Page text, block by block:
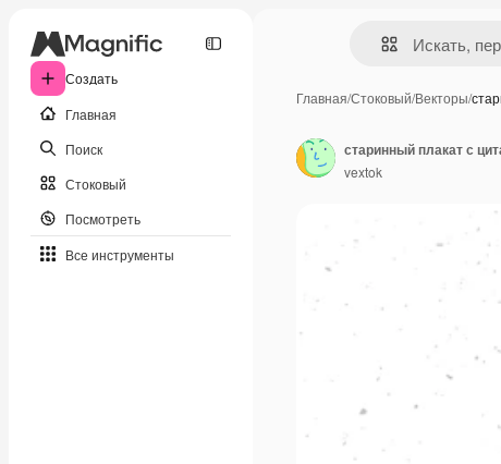
Создать
Главная
Поиск
Стоковый
Посмотреть
Все инструменты
Главная/Стоковый/Векторы/
старинный плакат с
vextok